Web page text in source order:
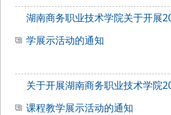
湖南商务职业技术学院关于开展
学展示活动的通知
关于开展湖南商务职业技术学院
课程教学展示活动的通知